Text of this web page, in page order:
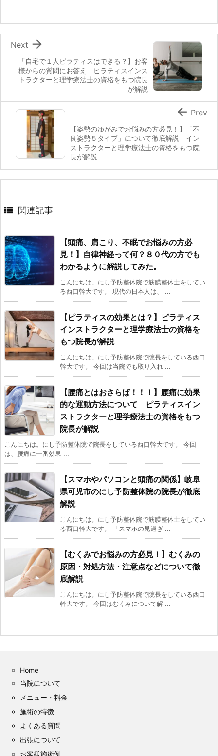
「自宅で１人ピラティスはできる？】お客
様からの質問にお答え ピラティスインス
トラクターと理学療法士の資格をもつ院長
が解説

Next
【姿勢のゆがみでお悩みの方必見！】「不
良姿勢５タイプ」について徹底解説 イン
ストラクターと理学療法士の資格をもつ院
長が解説
 Prev
 関連記事
【頭痛、肩こり、不眠でお悩みの方必
見！】自律神経って何？８０代の方でも
わかるように解説してみた。
こんにちは。にし予防整体院で筋膜整体士をしてい
る西口幹大です。 現代の日本人は、 ...
【ピラティスの効果とは？】ピラティス
インストラクターと理学療法士の資格を
もつ院長が解説
こんにちは。にし予防整体院で院長をしている西口
幹大です。 今回は当院でも取り入れ ...
【腰痛とはおさらば！！！】腰痛に効果
的な運動方法について ピラティスイン
ストラクターと理学療法士の資格をもつ
院長が解説
こんにちは。にし予防整体院で院長をしている西口幹大です。 今回
は、腰痛に一番効果 ...
【スマホやパソコンと頭痛の関係】岐阜
県可児市のにし予防整体院の院長が徹底
解説
こんにちは。にし予防整体院で筋膜整体士をしてい
る西口幹大です。 「スマホの見過ぎ ...
【むくみでお悩みの方必見！】むくみの
原因・対処方法・注意点などについて徹
底解説
こんにちは。にし予防整体院で院長をしている西口
幹大です。 今回はむくみについて解 ...
Home
当院について
メニュー・料金
施術の特徴
よくある質問
出張について
お客様施術例